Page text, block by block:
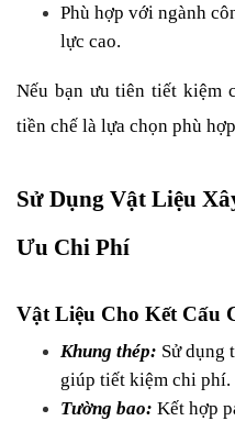
Phù hợp với ngành
lực cao.
Nếu bạn ưu tiên tiết kiệm
tiền chế là lựa chọn phù
Sử Dụng Vật Liệu
Ưu Chi Phí
Vật Liệu Cho Kết Cấu
Khung thép: Sử dụng
giúp tiết kiệm chi phí.
Tường bao: Kết hợp